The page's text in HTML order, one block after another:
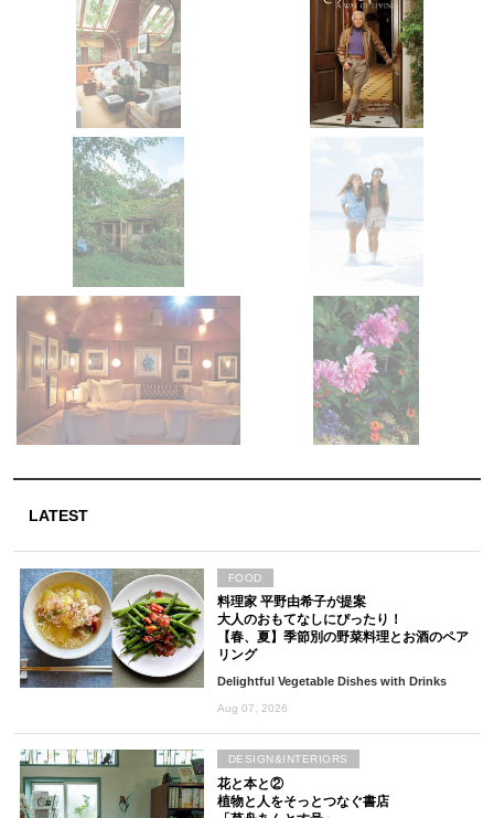
LATEST
料理家 平野由希子が提案
大人のおもてなしにぴったり！
【春、夏】季節別の野菜料理とお酒のペア
リング
Delightful Vegetable Dishes with Drinks
Aug 07, 2026
FOOD
花と本と②
植物と人をそっとつなぐ書店
DESIGN&INTERIORS